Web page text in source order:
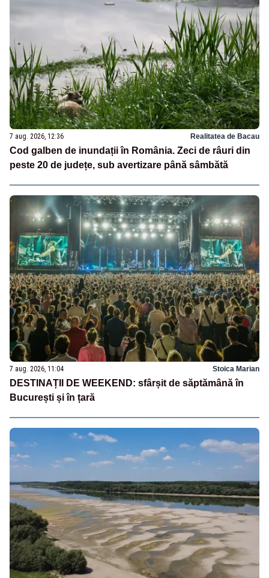
7 aug. 2026, 12:36 Realitatea de Bacau
Cod galben de inundații în România. Zeci de râuri din
peste 20 de județe, sub avertizare până sâmbătă
7 aug. 2026, 11:04 Stoica Marian
DESTINAȚII DE WEEKEND: sfârșit de săptămână în
București și în țară